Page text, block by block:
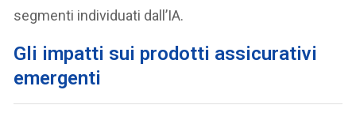
segmenti individuati dall’IA.
Gli impatti sui prodotti assicurativi
emergenti